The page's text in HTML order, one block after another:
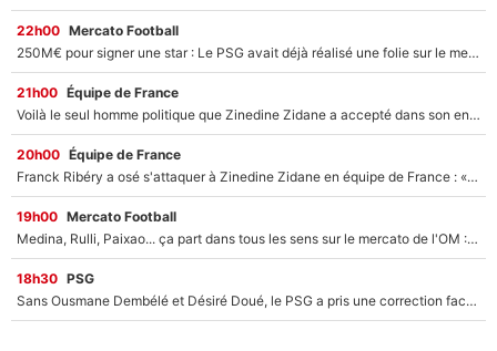
22h00 Mercato Football
250M€ pour signer une star : Le PSG avait déjà réalisé une folie sur le mercato bien avant Neymar !
21h00 Équipe de France
Voilà le seul homme politique que Zinedine Zidane a accepté dans son entourage : «Je garde un très bon souvenir de lui»
20h00 Équipe de France
Franck Ribéry a osé s'attaquer à Zinedine Zidane en équipe de France : «Je n'aurais jamais fait ça»
19h00 Mercato Football
Medina, Rulli, Paixao... ça part dans tous les sens sur le mercato de l'OM : Frank McCourt va enfin récupérer l'argent qu'il attend ?
18h30 PSG
Sans Ousmane Dembélé et Désiré Doué, le PSG a pris une correction face à Majorque : Luis Enrique attend avec impatience des renforts !